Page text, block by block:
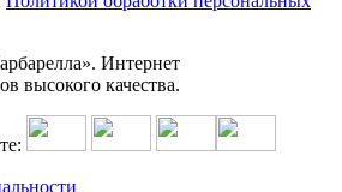
Интернет
высокого качества.